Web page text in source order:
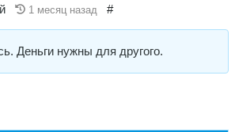
1 месяц назад #
Деньги нужны для другого.